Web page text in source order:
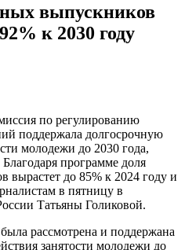
выпускников
к 2030 году
по регулированию
поддержала долгосрочную
молодежи до 2030 года,
программе доля
вырастет до 85% к 2024 году и
в пятницу в
Татьяны Голиковой.
рассмотрена и поддержана
занятости молодежи до